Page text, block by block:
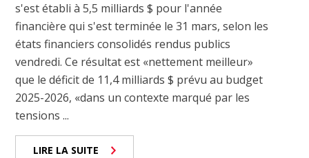
s'est établi à 5,5 milliards $ pour l'année
financière qui s'est terminée le 31 mars, selon les
états financiers consolidés rendus publics
vendredi. Ce résultat est «nettement meilleur»
que le déficit de 11,4 milliards $ prévu au budget
2025-2026, «dans un contexte marqué par les
tensions ...
LIRE LA SUITE